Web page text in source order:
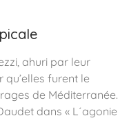
ahuri par leur
furent le
de Méditerranée.
dans « L´agonie